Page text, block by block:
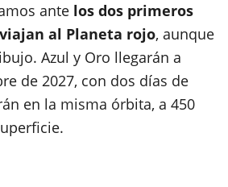
ante los dos primeros
al Planeta rojo, aunque
Azul y Oro llegarán a
de 2027, con dos días de
en la misma órbita, a 450